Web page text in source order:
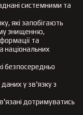
системними та
які запобігають
знищенню,
та
національних
безпосередньо
у зв'язку з
дотримуватись